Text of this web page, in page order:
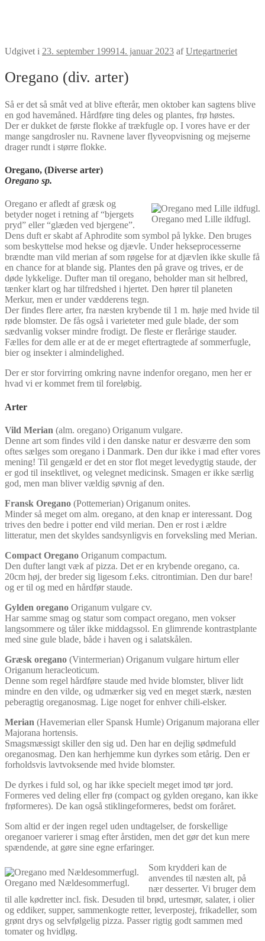
Udgivet i 23. september 199914. januar 2023 afUrtegartneriet
Oregano (div. arter)
Så er det så småt ved at blive efterår, men oktober kan sagtens blive
en god havemåned. Hårdføre ting deles og plantes, frø høstes.
Der er dukket de første flokke af trækfugle op. I vores have er der
mange sangdrosler nu. Ravnene laver flyveopvisning og mejserne
drager rundt i større flokke.
Oregano, (Diverse arter)
Oregano sp.
Oregano med Lille ildfugl.
Oregano er afledt af græsk og
betyder noget i retning af “bjergets
pryd” eller “glæden ved bjergene”.
Dens duft er skabt af Aphrodite som symbol på lykke. Den bruges
som beskyttelse mod hekse og djævle. Under hekseprocesserne
brændte man vild merian af som røgelse for at djævlen ikke skulle få
en chance for at blande sig. Plantes den på grave og trives, er de
døde lykkelige. Dufter man til oregano, beholder man sit helbred,
tænker klart og har tilfredshed i hjertet. Den hører til planeten
Merkur, men er under vædderens tegn.
Der findes flere arter, fra næsten krybende til 1 m. høje med hvide til
røde blomster. De fås også i varieteter med gule blade, der som
sædvanlig vokser mindre frodigt. De fleste er flerårige stauder.
Fælles for dem alle er at de er meget eftertragtede af sommerfugle,
bier og insekter i almindelighed.
Der er stor forvirring omkring navne indenfor oregano, men her er
hvad vi er kommet frem til foreløbig.
Arter
Vild Merian (alm. oregano) Origanum vulgare.
Denne art som findes vild i den danske natur er desværre den som
oftes sælges som oregano i Danmark. Den dur ikke i mad efter vores
mening! Til gengæld er det en stor flot meget levedygtig staude, der
er god til insektlivet, og velegnet medicinsk. Smagen er ikke særlig
god, men man bliver vældig søvnig af den.
Fransk Oregano (Pottemerian) Origanum onites.
Minder så meget om alm. oregano, at den knap er interessant. Dog
trives den bedre i potter end vild merian. Den er rost i ældre
litteratur, men det skyldes sandsynligvis en forveksling med Merian.
Compact Oregano Origanum compactum.
Den dufter langt væk af pizza. Det er en krybende oregano, ca.
20cm høj, der breder sig ligesom f.eks. citrontimian. Den dur bare!
og er til og med en hårdfør staude.
Gylden oregano Origanum vulgare cv.
Har samme smag og statur som compact oregano, men vokser
langsommere og tåler ikke middagssol. En glimrende kontrastplante
med sine gule blade, både i haven og i salatskålen.
Græsk oregano (Vintermerian) Origanum vulgare hirtum eller
Origanum heracleoticum.
Denne som regel hårdføre staude med hvide blomster, bliver lidt
mindre en den vilde, og udmærker sig ved en meget stærk, næsten
peberagtig oreganosmag. Lige noget for enhver chili-elsker.
Merian (Havemerian eller Spansk Humle) Origanum majorana eller
Majorana hortensis.
Smagsmæssigt skiller den sig ud. Den har en dejlig sødmefuld
oreganosmag. Den kan herhjemme kun dyrkes som etårig. Den er
forholdsvis lavtvoksende med hvide blomster.
De dyrkes i fuld sol, og har ikke specielt meget imod tør jord.
Formeres ved deling eller frø (compact og gylden oregano, kan ikke
frøformeres). De kan også stiklingeformeres, bedst om foråret.
Som altid er der ingen regel uden undtagelser, de forskellige
oreganoer varierer i smag efter årstiden, men det gør det kun mere
spændende, at gøre sine egne erfaringer.
Oregano med Nældesommerfugl.
Som krydderi kan de
anvendes til næsten alt, på
nær desserter. Vi bruger dem
til alle kødretter incl. fisk. Desuden til brød, urtesmør, salater, i olier
og eddiker, supper, sammenkogte retter, leverpostej, frikadeller, som
grønt drys og selvfølgelig pizza. Passer rigtig godt sammen med
tomater og hvidløg.